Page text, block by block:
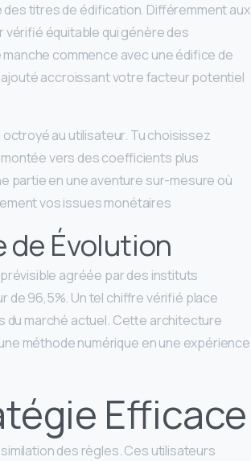
titres de édification. Différemment aux
équitable qui génère des
manche commence avec une édifice de
ajouté accroissant votre facteur potentiel
au utilisateur. Tu choisissez
vers des coefficients plus
partie en une aventure sur-mesure où
vos issues monétaires.
de Évolution
agréée par des instituts
de 96,5%. Un tel chiffre vérifié place
du marché actuel. Cette architecture
méthode numérique en une expérience
Efficace
des règles. Ces utilisateurs